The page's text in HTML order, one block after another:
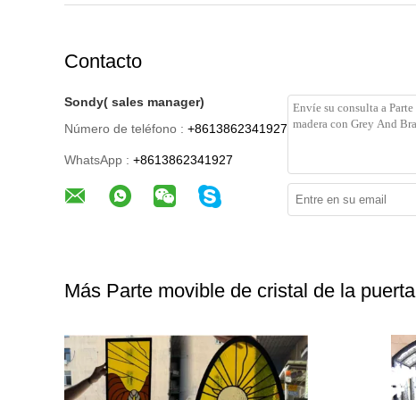
Contacto
Sondy( sales manager)
Número de teléfono : +8613862341927
WhatsApp : +8613862341927
Más Parte movible de cristal de la puerta